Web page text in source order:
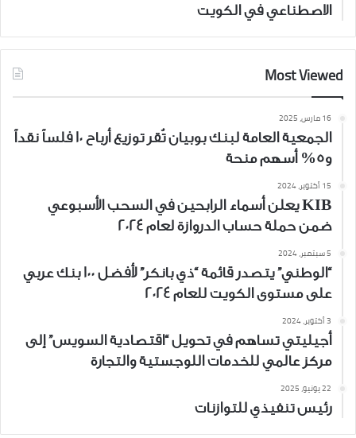
الاصطناعي في الكويت
Most Viewed
16 مارس، 2025
الجمعية العامة لبنك بوبيان تُقر توزيع أرباح 10 فلساً نقداً
و5% أسهم منحة
15 أكتوبر، 2024
KIB يعلن أسماء الرابحين في السحب الأسبوعي
ضمن حملة حساب الدروازة لعام 2024
5 سبتمبر، 2024
“الوطني” يتصدر قائمة “ذي بانكر” لأفضل 100 بنك عربي
على مستوى الكويت للعام 2024
3 أكتوبر، 2024
أجيليتي تساهم في تحويل “اقتصادية السويس” إلى
مركز عالمي للخدمات اللوجستية والتجارة
22 يونيو، 2025
رئيس تنفيذي للتوازنات